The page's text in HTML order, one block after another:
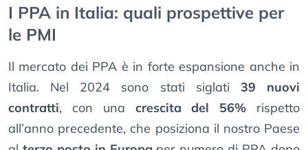
I PPA in Italia: quali prospettive per
le PMI
Il mercato dei PPA è in forte espansione anche in
Italia. Nel 2024 sono stati siglati 39 nuovi
contratti, con una crescita del 56% rispetto
all’anno precedente, che posiziona il nostro Paese